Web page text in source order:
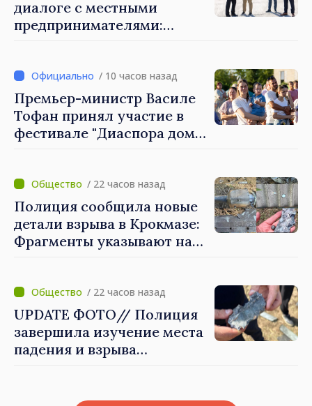
диалоге с местными
предпринимателями:
сообщество, когда есть
инициатива, труд и
предпринимательский дух
/ 10 часов назад
Премьер-министр Василе
Тофан принял участие в
фестивале "Диаспора дома"
/ 22 часов назад
Полиция сообщила новые
детали взрыва в Крокмазе:
Фрагменты указывают на
/ 22 часов назад
UPDATE ФОТО// Полиция
завершила изучение места
падения и взрыва
"ракета-дрон"